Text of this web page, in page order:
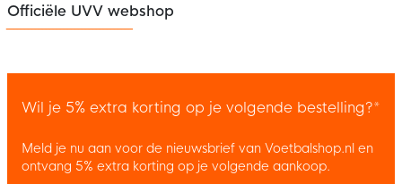
Officiële UVV webshop
Wil je 5% extra korting op je volgende bestelling?*
Meld je nu aan voor de nieuwsbrief van Voetbalshop.nl en
ontvang 5% extra korting op je volgende aankoop.